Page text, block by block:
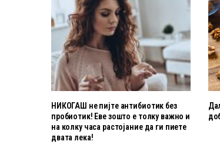
НИКОГАШ не пијте антибиотик без
пробиотик! Еве зошто е толку важно и
на колку часа растојание да ги пиете
двата лека!